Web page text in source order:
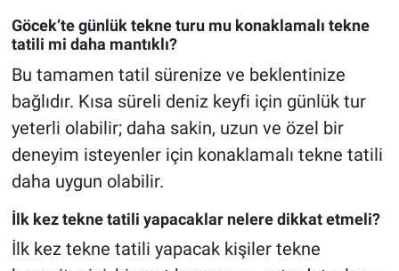
Göcek’te günlük tekne turu mu konaklamalı tekne
tatili mi daha mantıklı?
Bu tamamen tatil sürenize ve beklentinize
bağlıdır. Kısa süreli deniz keyfi için günlük tur
yeterli olabilir; daha sakin, uzun ve özel bir
deneyim isteyenler için konaklamalı tekne tatili
daha uygun olabilir.
İlk kez tekne tatili yapacaklar nelere dikkat etmeli?
İlk kez tekne tatili yapacak kişiler tekne